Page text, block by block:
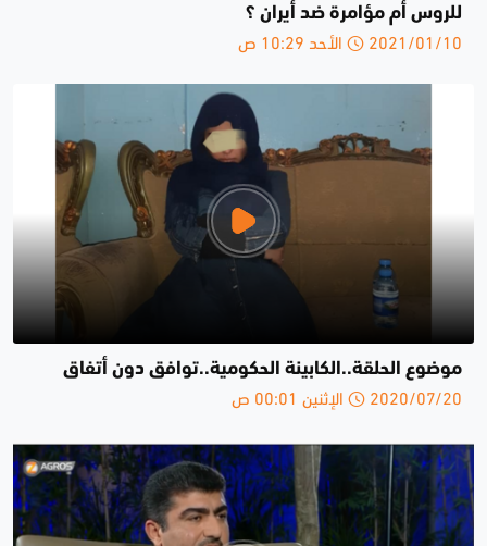
للروس أم مؤامرة ضد أيران ؟
2021/01/10 الأحد 10:29 ص
موضوع الحلقة..الكابينة الحكومية..توافق دون أتفاق
2020/07/20 الإثنين 00:01 ص